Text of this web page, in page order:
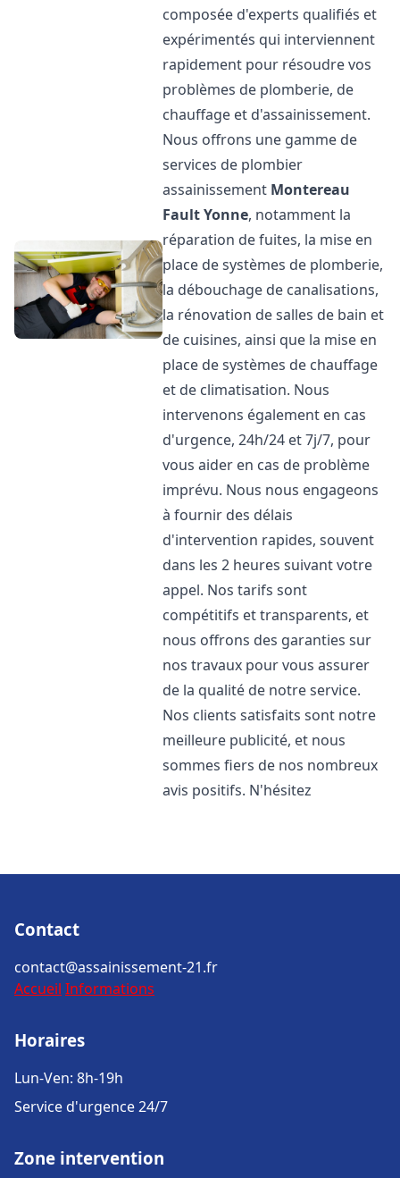
composée d'experts qualifiés et
expérimentés qui interviennent
rapidement pour résoudre vos
problèmes de plomberie, de
chauffage et d'assainissement.
Nous offrons une gamme de
services de plombier
assainissement Montereau
Fault Yonne, notamment la
réparation de fuites, la mise en
place de systèmes de plomberie,
la débouchage de canalisations,
la rénovation de salles de bain et
de cuisines, ainsi que la mise en
place de systèmes de chauffage
et de climatisation. Nous
intervenons également en cas
d'urgence, 24h/24 et 7j/7, pour
vous aider en cas de problème
imprévu. Nous nous engageons
à fournir des délais
d'intervention rapides, souvent
dans les 2 heures suivant votre
appel. Nos tarifs sont
compétitifs et transparents, et
nous offrons des garanties sur
nos travaux pour vous assurer
de la qualité de notre service.
Nos clients satisfaits sont notre
meilleure publicité, et nous
sommes fiers de nos nombreux
avis positifs. N'hésitez
Contact
contact@assainissement-21.fr
Accueil Informations
Horaires
Lun-Ven: 8h-19h
Service d'urgence 24/7
Zone intervention